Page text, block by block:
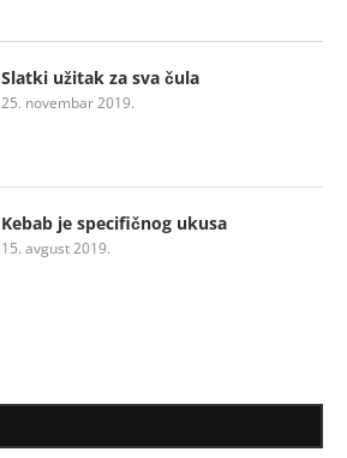
Slatki užitak za sva čula
25. novembar 2019.
Kebab je specifičnog ukusa
15. avgust 2019.